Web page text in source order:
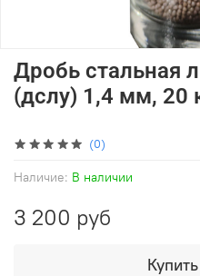
(0)
Наличие: В наличии
Дробь стальная
(дслу) 1,4 мм, 20
3 200 руб